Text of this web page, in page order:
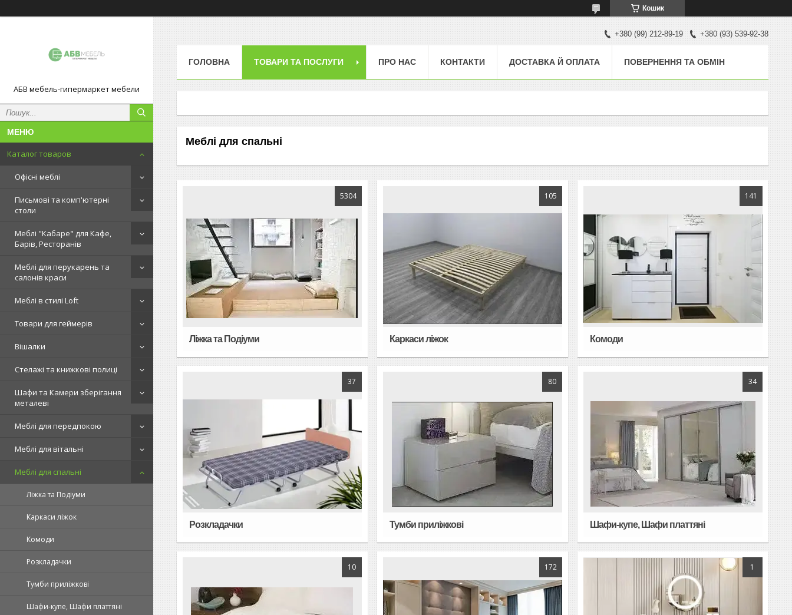
Кошик
АБВ мебель-гипермаркет мебели
Каталог товаров
Офісні меблі
Письмові та комп'ютерні
столи
Меблі "Кабаре" для Кафе,
Барів, Ресторанів
Меблі для перукарень та
салонів краси
Меблі в стилі Loft
Товари для геймерів
Вішалки
Стелажі та книжкові полиці
Шафи та Камери зберігання
металеві
Меблі для передпокою
Меблі для вітальні
Меблі для спальні
Ліжка та Подіуми
Каркаси ліжок
Комоди
Розкладачки
Тумби приліжкові
Шафи-купе, Шафи платтяні
+380 (99) 212-89-19 +380 (93) 539-92-38
ГОЛОВНА ТОВАРИ ТА ПОСЛУГИ ПРО НАС КОНТАКТИ ДОСТАВКА Й ОПЛАТА ПОВЕРНЕННЯ ТА ОБМІН
Меблі для спальні
5304
Ліжка та Подіуми
105
Каркаси ліжок
141
Комоди
37
Розкладачки
80
Тумби приліжкові
34
Шафи-купе, Шафи платтяні
10 172 1